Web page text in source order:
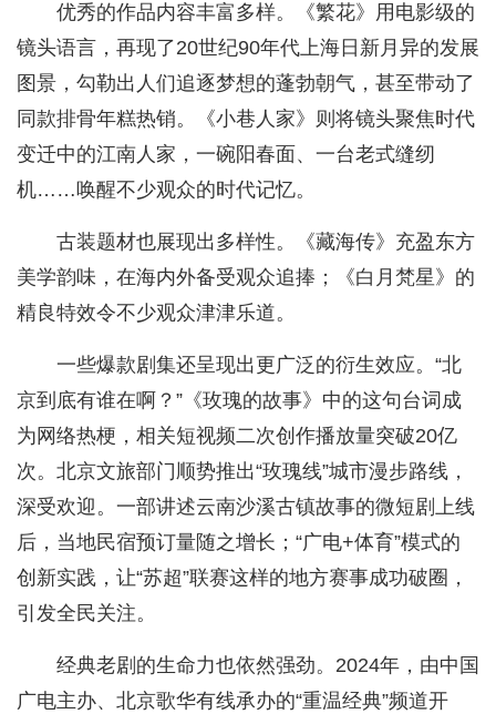
优秀的作品内容丰富多样。《繁花》用电影级的
镜头语言，再现了20世纪90年代上海日新月异的发展
图景，勾勒出人们追逐梦想的蓬勃朝气，甚至带动了
同款排骨年糕热销。《小巷人家》则将镜头聚焦时代
变迁中的江南人家，一碗阳春面、一台老式缝纫
机……唤醒不少观众的时代记忆。
古装题材也展现出多样性。《藏海传》充盈东方
美学韵味，在海内外备受观众追捧；《白月梵星》的
精良特效令不少观众津津乐道。
一些爆款剧集还呈现出更广泛的衍生效应。“北
京到底有谁在啊？”《玫瑰的故事》中的这句台词成
为网络热梗，相关短视频二次创作播放量突破20亿
次。北京文旅部门顺势推出“玫瑰线”城市漫步路线，
深受欢迎。一部讲述云南沙溪古镇故事的微短剧上线
后，当地民宿预订量随之增长；“广电+体育”模式的
创新实践，让“苏超”联赛这样的地方赛事成功破圈，
引发全民关注。
经典老剧的生命力也依然强劲。2024年，由中国
广电主办、北京歌华有线承办的“重温经典”频道开